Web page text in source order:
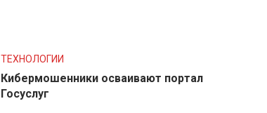
ТЕХНОЛОГИИ
Кибермошенники осваивают портал
Госуслуг